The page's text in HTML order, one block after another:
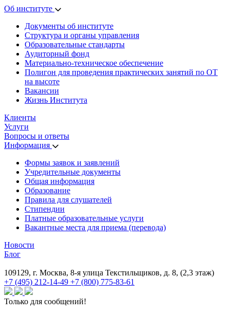
Об институте
Документы об институте
Структура и органы управления
Образовательные стандарты
Аудиторный фонд
Материально-техническое обеспечение
Полигон для проведения практических занятий по ОТ
на высоте
Вакансии
Жизнь Института
Клиенты
Услуги
Вопросы и ответы
Информация
Формы заявок и заявлений
Учредительные документы
Общая информация
Образование
Правила для слушателей
Стипендии
Платные образовательные услуги
Вакантные места для приема (перевода)
Новости
Блог
109129, г. Москва, 8-я улица Текстильщиков, д. 8, (2,3 этаж)
+7 (495) 212-14-49 +7 (800) 775-83-61
Только для сообщений!